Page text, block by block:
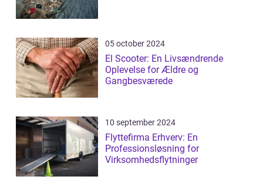
05 october 2024
El Scooter: En Livsændrende
Oplevelse for Ældre og
Gangbesværede
10 september 2024
Flyttefirma Erhverv: En
Professionsløsning for
Virksomhedsflytninger